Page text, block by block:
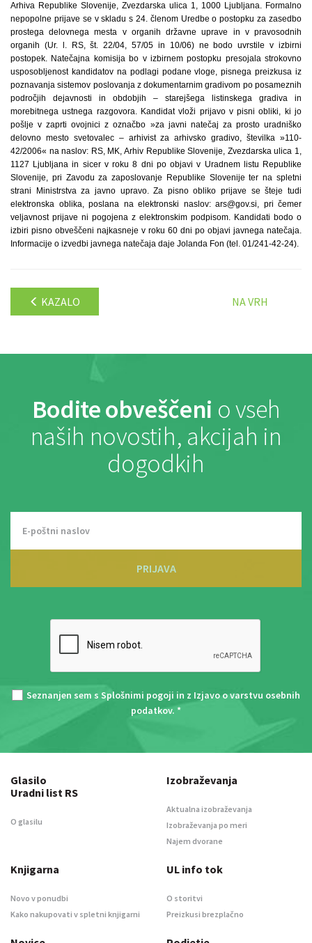
Arhiva Republike Slovenije, Zvezdarska ulica 1, 1000 Ljubljana. Formalno
nepopolne prijave se v skladu s 24. členom Uredbe o postopku za zasedbo
prostega delovnega mesta v organih državne uprave in v pravosodnih
organih (Ur. l. RS, št. 22/04, 57/05 in 10/06) ne bodo uvrstile v izbirni
postopek. Natečajna komisija bo v izbirnem postopku presojala strokovno
usposobljenost kandidatov na podlagi podane vloge, pisnega preizkusa iz
poznavanja sistemov poslovanja z dokumentarnim gradivom po posameznih
področjih dejavnosti in obdobjih – starejšega listinskega gradiva in
morebitnega ustnega razgovora. Kandidat vloži prijavo v pisni obliki, ki jo
pošlje v zaprti ovojnici z označbo »za javni natečaj za prosto uradniško
delovno mesto svetovalec – arhivist za arhivsko gradivo, številka »110-
42/2006« na naslov: RS, MK, Arhiv Republike Slovenije, Zvezdarska ulica 1,
1127 Ljubljana in sicer v roku 8 dni po objavi v Uradnem listu Republike
Slovenije, pri Zavodu za zaposlovanje Republike Slovenije ter na spletni
strani Ministrstva za javno upravo. Za pisno obliko prijave se šteje tudi
elektronska oblika, poslana na elektronski naslov: ars@gov.si, pri čemer
veljavnost prijave ni pogojena z elektronskim podpisom. Kandidati bodo o
izbiri pisno obveščeni najkasneje v roku 60 dni po objavi javnega natečaja.
Informacije o izvedbi javnega natečaja daje Jolanda Fon (tel. 01/241-42-24).
KAZALO NA VRH
Bodite obveščeni o vseh
naših novostih, akcijah in
dogodkih
PRIJAVA
Seznanjen sem s Splošnimi pogoji in z Izjavo o varstvu osebnih
podatkov. *
Glasilo
Uradni list RS
O glasilu
Izobraževanja
Aktualna izobraževanja
Izobraževanja po meri
Najem dvorane
Knjigarna
Novo v ponudbi
Kako nakupovati v spletni knjigarni
UL info tok
O storitvi
Preizkusi brezplačno